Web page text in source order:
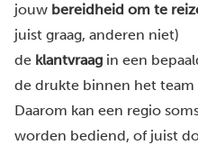
jouw bereidheid om te
juist graag, anderen niet)
de klantvraag in een
de drukte binnen het
Daarom kan een regio
worden bediend, of juist